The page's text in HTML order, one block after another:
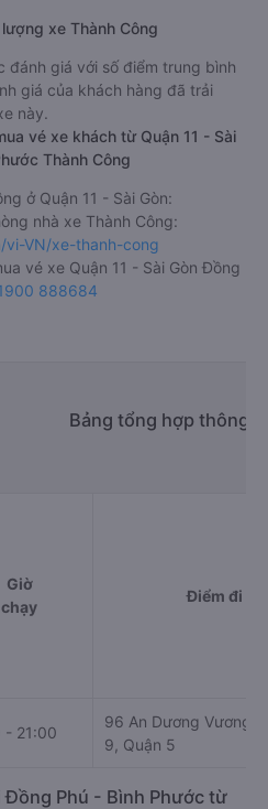
xe Thành Công
đánh giá với số điểm trung bình
giá của khách hàng đã trải
này.
vé xe khách từ Quận 11 - Sài
Thành Công
ở Quận 11 - Sài Gòn:
nhà xe Thành Công:
VN/xe-thanh-cong
vé xe Quận 11 - Sài Gòn Đồng
888684
Bảng tổng hợp thông
Giờ
chạy
Điểm đi
- 21:00
96 An Dương Vương,
9, Quận 5
Đồng Phú - Bình Phước từ